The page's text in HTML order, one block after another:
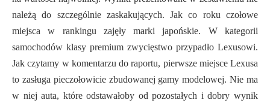
należą do szczególnie zaskakujących. Jak co roku czołowe
miejsca w rankingu zajęły marki japońskie. W kategorii
samochodów klasy premium zwycięstwo przypadło Lexusowi.
Jak czytamy w komentarzu do raportu, pierwsze miejsce Lexusa
to zasługa pieczołowicie zbudowanej gamy modelowej. Nie ma
w niej auta, które odstawałoby od pozostałych i dobry wynik